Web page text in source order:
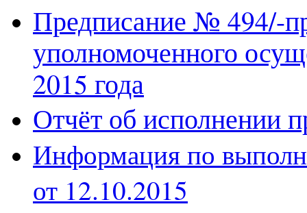
Предписание № 494/-
уполномоченного
2015 года
Отчёт об исполнении
Информация по
от 12.10.2015